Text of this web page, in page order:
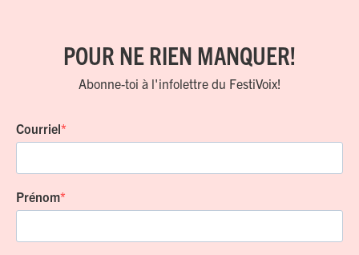
POUR NE RIEN MANQUER!
Abonne-toi à l'infolettre du FestiVoix!
Courriel
Prénom